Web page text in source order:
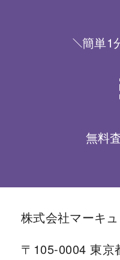
簡単1
無料
株式会社マーキ
〒105-0004 東京